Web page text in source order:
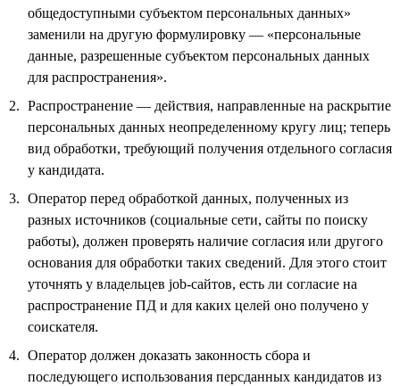
общедоступными субъектом персональных данных»
заменили на другую формулировку — «персональные
данные, разрешенные субъектом персональных данных
для распространения».
Распространение — действия, направленные на раскрытие
персональных данных неопределенному кругу лиц; теперь
вид обработки, требующий получения отдельного согласия
у кандидата.
Оператор перед обработкой данных, полученных из
разных источников (социальные сети, сайты по поиску
работы), должен проверять наличие согласия или другого
основания для обработки таких сведений. Для этого стоит
уточнять у владельцев job-сайтов, есть ли согласие на
распространение ПД и для каких целей оно получено у
соискателя.
Оператор должен доказать законность сбора и
последующего использования персданных кандидатов из